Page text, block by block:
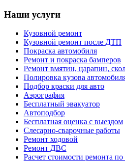
Наши услуги
Кузовной ремонт
Кузовной ремонт после ДТП
Покраска автомобиля
Ремонт и покраска бамперов
Ремонт вмятин, царапин,
Полировка кузова
Подбор краски для авто
Аэрография
Бесплатный эвакуатор
Автоподбор
Бесплатная оценка с выездом
Слесарно-сварочные работы
Ремонт ходовой
Ремонт ДВС
Расчет стоимости ремонта